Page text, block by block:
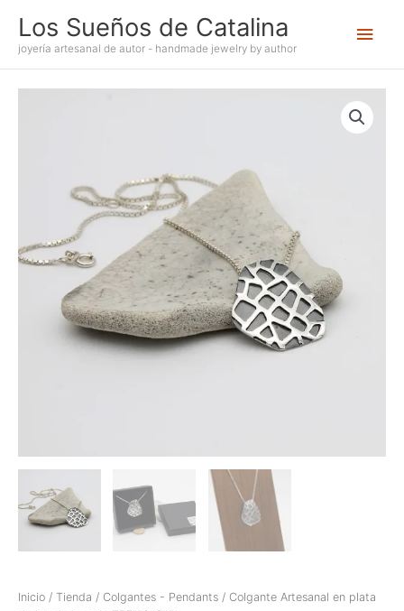
contenido
Los Sueños de Catalina
joyería artesanal de autor - handmade jewelry by author
Inicio / Tienda / Colgantes - Pendants / Colgante Artesanal en plata